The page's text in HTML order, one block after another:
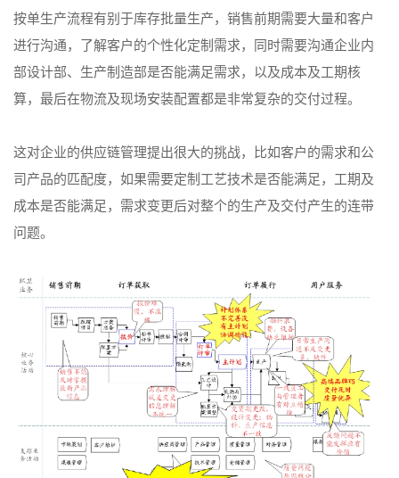
按单生产流程有别于库存批量生产，销售前期需要大量和客户
进行沟通，了解客户的个性化定制需求，同时需要沟通企业内
部设计部、生产制造部是否能满足需求，以及成本及工期核
算，最后在物流及现场安装配置都是非常复杂的交付过程。
这对企业的供应链管理提出很大的挑战，比如客户的需求和公
司产品的匹配度，如果需要定制工艺技术是否能满足，工期及
成本是否能满足，需求变更后对整个的生产及交付产生的连带
问题。